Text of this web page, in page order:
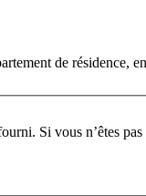
de résidence,
à ce forum, vous devez vous enregistrer au préalable. Merci